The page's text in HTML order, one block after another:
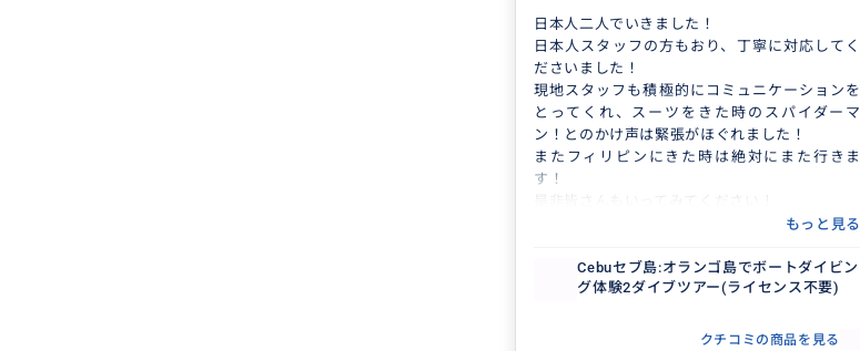
日本人二人でいきました！
日本人スタッフの方もおり、丁寧に対応してく
ださいました！
現地スタッフも積極的にコミュニケーションを
とってくれ、スーツをきた時のスパイダーマ
ン！とのかけ声は緊張がほぐれました！
またフィリピンにきた時は絶対にまた行きま
す！
もっと見る
Cebuセブ島:オランゴ島でボートダイビン
グ体験2ダイブツアー(ライセンス不要)
クチコミの商品を見る